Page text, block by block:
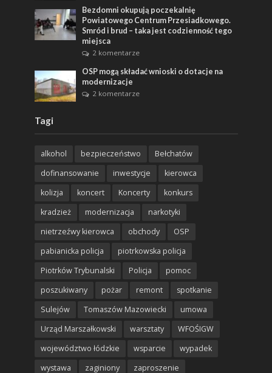
Bezdomni okupują poczekalnię
Powiatowego Centrum Przesiadkowego.
Smród i brud – taka jest codzienność tego
miejsca
2 komentarze
OSP mogą składać wnioski o dotacje na
modernizacje
2 komentarze
Tagi
alkohol bezpieczeństwo
Bełchatów
dofinansowanie
inwestycje
kierowca
kolizja
koncert Koncerty
konkurs
kradzież
modernizacja
narkotyki
nietrzeźwy kierowca
obchody
OSP
pabianicka policja
piotrkowska policja
Piotrków Trybunalski
Policja
pomoc
poszukiwany
pożar remont
spotkanie
Sulejów
Tomaszów Mazowiecki
umowa
Urząd Marszałkowski
warsztaty
WFOŚIGW
województwo łódzkie
wsparcie
wypadek
wystawa
zaginiony zaproszenie